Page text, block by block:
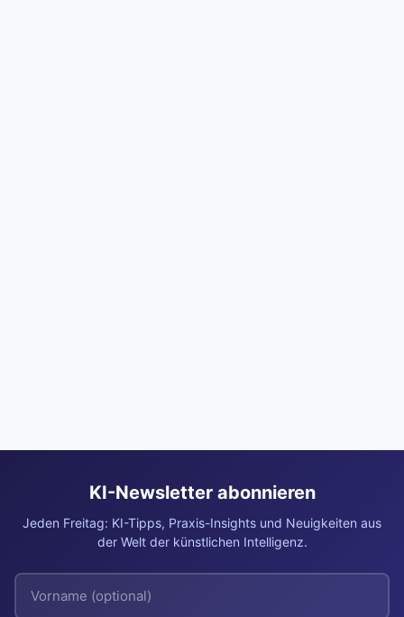
KI-Newsletter abonnieren
Jeden Freitag: KI-Tipps, Praxis-Insights und Neuigkeiten aus
der Welt der künstlichen Intelligenz.